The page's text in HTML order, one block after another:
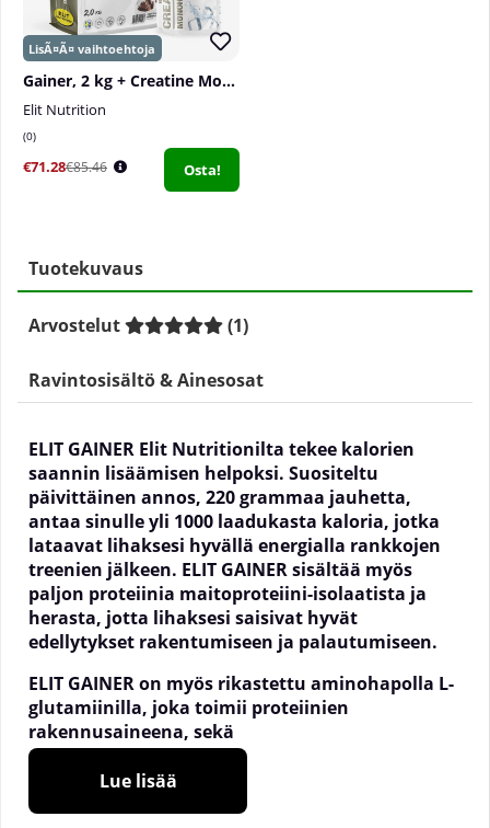
Gainer, 2 kg + Creatine Monohydrate, 300 g
Elit Nutrition
0
€71.28€85.46 Osta!
Tuotekuvaus
Arvostelut (1)
Ravintosisältö & Ainesosat
ELIT GAINER Elit Nutritionilta tekee kalorien
saannin lisäämisen helpoksi. Suositeltu
päivittäinen annos, 220 grammaa jauhetta,
antaa sinulle yli 1000 laadukasta kaloria, jotka
lataavat lihaksesi hyvällä energialla rankkojen
treenien jälkeen. ELIT GAINER sisältää myös
paljon proteiinia maitoproteiini-isolaatista ja
herasta, jotta lihaksesi saisivat hyvät
edellytykset rakentumiseen ja palautumiseen.
ELIT GAINER on myös rikastettu aminohapolla L-
glutamiinilla, joka toimii proteiinien
rakennusaineena, sekä
ruoansulatusentsyymeillä, jotta tuote olisi
erityisen lempeä vatsalle.
Laktoositon gainer
Lue lisää